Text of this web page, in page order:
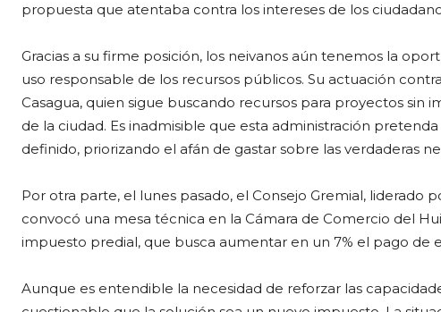
propuesta que atentaba contra los intereses de los
Gracias a su firme posición, los neivanos aún tenemos la
uso responsable de los recursos públicos. Su actuación
Casagua, quien sigue buscando recursos para proyectos
de la ciudad. Es inadmisible que esta administración
definido, priorizando el afán de gastar sobre las verdaderas
Por otra parte, el lunes pasado, el Consejo Gremial, liderado
convocó una mesa técnica en la Cámara de Comercio del
impuesto predial, que busca aumentar en un 7% el pago de
Aunque es entendible la necesidad de reforzar las